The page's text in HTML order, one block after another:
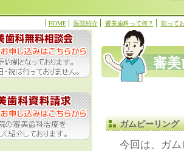
HOME 医院紹介 審美歯科って何？ 知って
審
ガムピーリング
今回は、ガ